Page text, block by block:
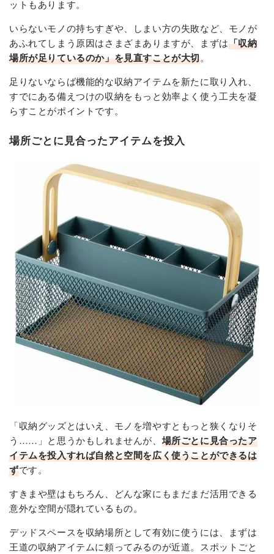
ットもあります。
いらないモノの持ちすぎや、しまい方の失敗など、モノが
あふれてしまう原因はさまざまありますが、まずは「収納
場所が足りているのか」を見直すことが大切。
足りないならば機能的な収納アイテムを新たに取り入れ、
すでにある備えつけの収納をもっと効率よく使う工夫を凝
らすことがポイントです。
場所ごとに見合ったアイテムを投入
「収納グッズとはいえ、モノを増やすともっと狭くなりそ
う……」と思うかもしれませんが、場所ごとに見合ったア
イテムを投入すれば自然と空間を広く使うことができるは
ずです。
すきまや壁はもちろん、どんな家にもまだまだ活用できる
意外な空間が隠れているもの。
デッドスペースを収納場所として有効に使うには、まずは
王道の収納アイテムに頼ってみるのが近道。スポットごと